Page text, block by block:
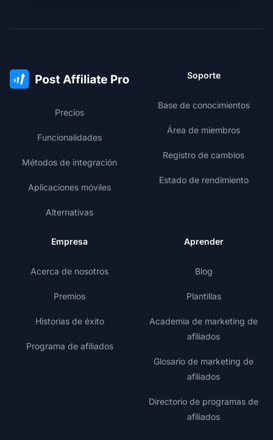
Precios
Funcionalidades
Métodos de integración
Aplicaciones móviles
Alternativas
Soporte
Base de conocimientos
Área de miembros
Registro de cambios
Estado de rendimiento
Empresa
Acerca de nosotros
Premios
Historias de éxito
Programa de afiliados
Aprender
Blog
Plantillas
Academia de marketing de
afiliados
Glosario de marketing de
afiliados
Directorio de programas de
afiliados